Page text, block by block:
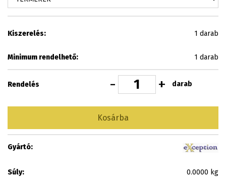
Kiszerelés: 1 darab
Minimum rendelhető: 1 darab
Rendelés - + darab
Kosárba
Gyártó:
Súly: 0.0000 kg